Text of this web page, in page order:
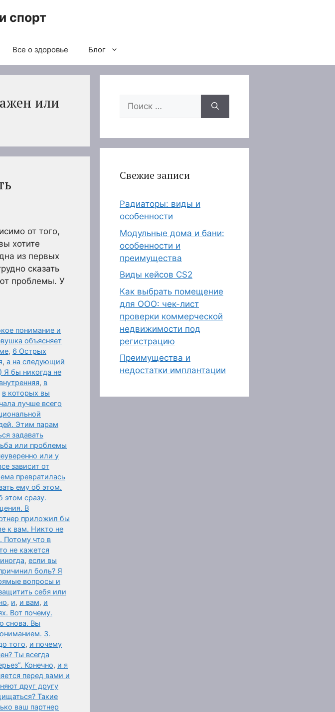
спорт
Все о здоровье Блог
или
от того,
хотите
из первых
сказать
проблемы. У
понимание и
объясняет
, 6 Острых
, а на следующий
Я бы никогда не
, в
в которых вы
лучше всего
Этим парам
задавать
или проблемы
или у
зависит от
превратилась
ему об этом.
этом сразу.
В
приложил бы
к вам. Никто не
Потому что в
не кажется
, если вы
боль? Я
вопросы и
себя или
, и, и вам, и
Вот почему.
снова. Вы
3.
того, и почему
Ты всегда
Конечно, и я
перед вами и
друг другу
Такие
ваш партнер
Поиск:
Свежие записи
Радиаторы: виды и
особенности
Модульные дома и бани:
особенности и
преимущества
Виды кейсов CS2
Как выбрать помещение
для ООО: чек-лист
проверки коммерческой
недвижимости под
регистрацию
Преимущества и
недостатки имплантации